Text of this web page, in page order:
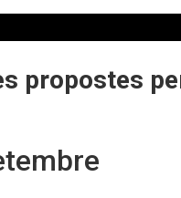
propostes